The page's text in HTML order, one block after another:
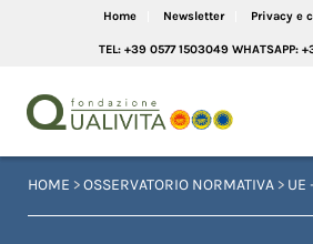
Home Newsletter Privacy e
TEL: +39 0577 1503049 WHATSAPP:
HOME >OSSERVATORIO NORMATIVA >